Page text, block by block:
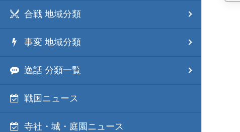
合戦 地域分類
事変 地域分類
逸話 分類一覧
戦国ニュース
寺社・城・庭園ニュース